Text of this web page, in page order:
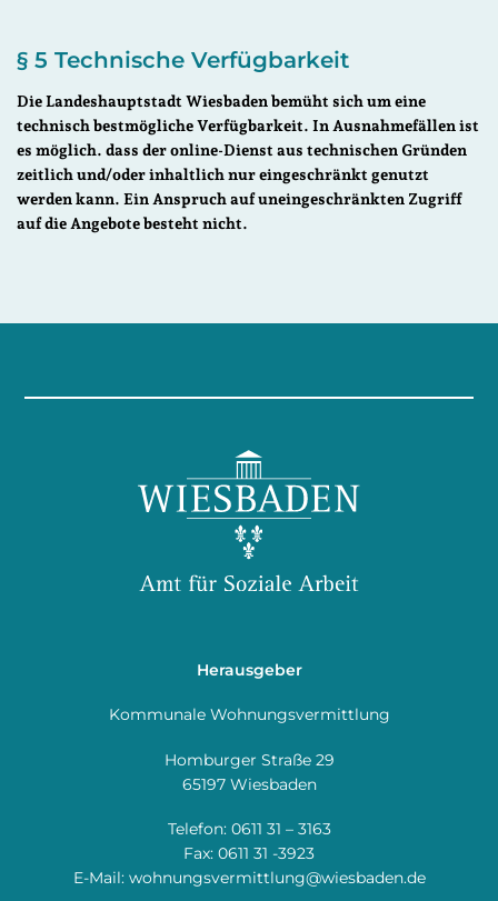
§ 5 Technische Verfügbarkeit
Die Landeshauptstadt Wiesbaden bemüht sich um eine
technisch bestmögliche Verfügbarkeit. In Ausnahmefällen ist
es möglich. dass der online-Dienst aus technischen Gründen
zeitlich und/oder inhaltlich nur eingeschränkt genutzt
werden kann. Ein Anspruch auf uneingeschränkten Zugriff
auf die Angebote besteht nicht.
Herausgeber
Kommunale Wohnungsvermittlung
Homburger Straße 29
65197 Wiesbaden
Telefon: 0611 31 – 3163
Fax: 0611 31 -3923
E-Mail: wohnungsvermittlung@wiesbaden.de